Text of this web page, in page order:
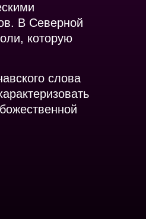
В Северной
которую
слова